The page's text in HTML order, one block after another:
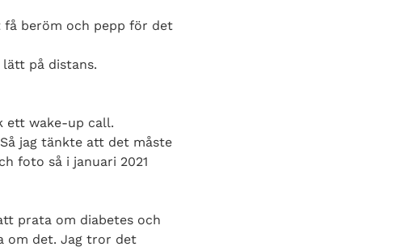
beröm och pepp för det
på distans.
ett wake-up call.
jag tänkte att det måste
foto så i januari 2021
prata om diabetes och
om det. Jag tror det